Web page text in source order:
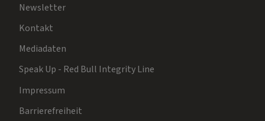
Newsletter
Kontakt
Mediadaten
Speak Up - Red Bull Integrity Line
Impressum
Barrierefreiheit